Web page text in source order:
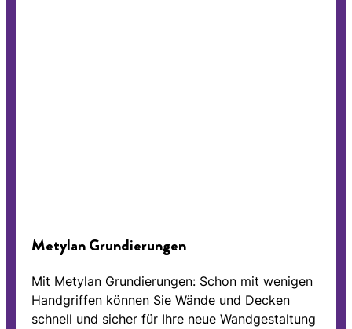
Metylan Grundierungen
Mit Metylan Grundierungen: Schon mit wenigen
Handgriffen können Sie Wände und Decken
schnell und sicher für Ihre neue Wandgestaltung